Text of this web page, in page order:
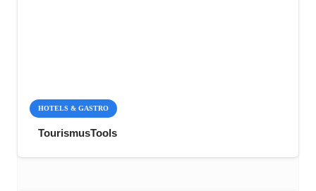
HOTELS & GASTRO
TourismusTools